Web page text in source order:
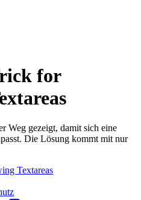
for
Weg gezeigt, damit sich eine
Die Lösung kommt mit nur
Textareas